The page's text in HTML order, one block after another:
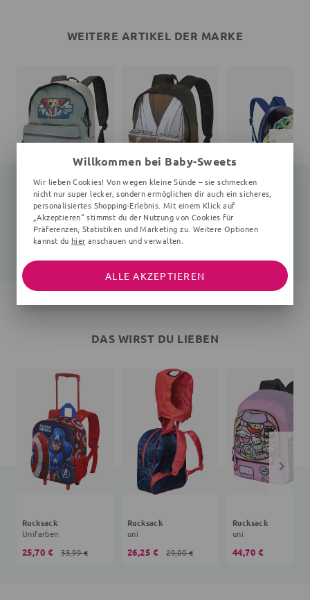
WEITERE ARTIKEL DER MARKE
Rucksack
Print
Rucksack
uni
Rucksack
uni
DAS WIRST DU LIEBEN
Rucksack
Unifarben
25,70 € 33,99 €
Rucksack
uni
26,25 € 29,00 €
Rucksack
uni
44,70 €
Willkommen bei Baby-Sweets
Wir lieben Cookies! Von wegen kleine Sünde – sie schmecken
nicht nur super lecker, sondern ermöglichen dir auch ein sicheres,
personalisiertes Shopping-Erlebnis. Mit einem Klick auf
„Akzeptieren“ stimmst du der Nutzung von Cookies für
Präferenzen, Statistiken und Marketing zu. Weitere Optionen
kannst du hier anschauen und verwalten.
ALLE AKZEPTIEREN